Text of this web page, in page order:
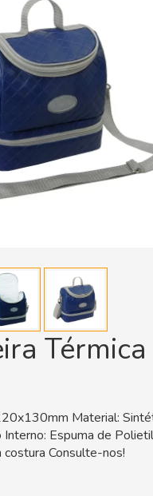
Térmica
Material:
Espuma de
Consulte-nos!